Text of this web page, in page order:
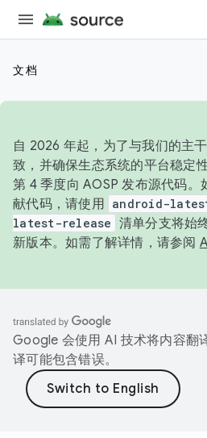
文档
自 2026 年起，为了与我们的主
致，并确保生态系统的平台稳定
第 4 季度向 AOSP 发布源代码。
献代码，请使用 android-
latest-release 清单分支将始
新版本。如需了解详情，请参阅
Google 会使用 AI 技术将内容翻
译可能包含错误。